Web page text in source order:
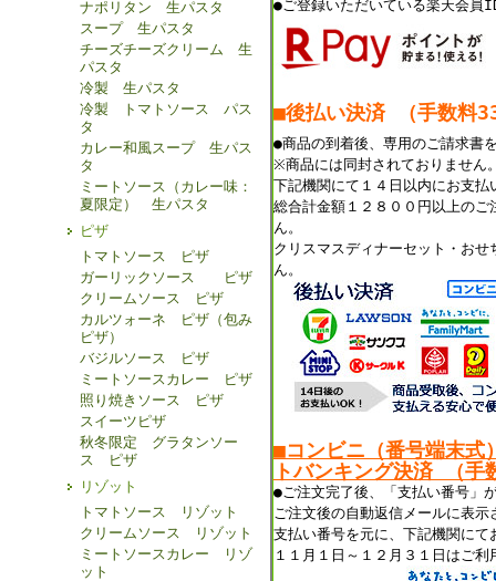
ナポリタン 生パスタ
スープ 生パスタ
チーズチーズクリーム 生
パスタ
冷製 生パスタ
冷製 トマトソース パス
タ
カレー和風スープ 生パス
タ
ミートソース（カレー味：
夏限定） 生パスタ
ピザ
トマトソース ピザ
ガーリックソース ピザ
クリームソース ピザ
カルツォーネ ピザ（包み
ピザ）
バジルソース ピザ
ミートソースカレー ピザ
照り焼きソース ピザ
スイーツピザ
秋冬限定 グラタンソー
ス ピザ
リゾット
トマトソース リゾット
クリームソース リゾット
ミートソースカレー リゾ
ット
●ご登録いただいている楽天会員
■後払い決済 （手数料
●商品の到着後、専用のご請求書
※商品には同封されておりません
下記機関にて１４日以内にお支払
総合計金額１２８００円以上のご
ん。
クリスマスディナーセット・おせ
ん。
■コンビニ（番号端末式
トバンキング決済 （手
●ご注文完了後、「支払い番号」
ご注文後の自動返信メールに表示
支払い番号を元に、下記機関にて
１１月１日～１２月３１日はご利